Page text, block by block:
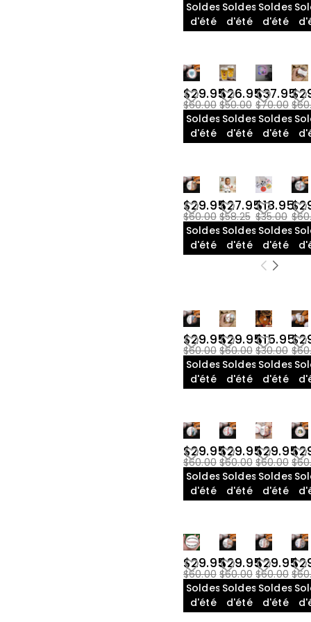
Soldes
d'été
Soldes
d'été
Soldes
d'été
$29.95
$60.00
Soldes
d'été
$26.95
$50.00
Soldes
d'été
$37.95
$70.00
Soldes
d'été
$29.95
$60.00
Soldes
d'été
$27.95
$58.25
Soldes
d'été
$18.95
$35.00
Soldes
d'été
$29.95
$60.00
Soldes
d'été
$29.95
$60.00
Soldes
d'été
$15.95
$30.00
Soldes
d'été
$29.95
$60.00
Soldes
d'été
$29.95
$60.00
Soldes
d'été
$29.95
$60.00
Soldes
d'été
$29.95
$60.00
Soldes
d'été
$29.95
$60.00
Soldes
d'été
$29.95
$60.00
Soldes
d'été